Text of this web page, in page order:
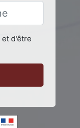
et d'être